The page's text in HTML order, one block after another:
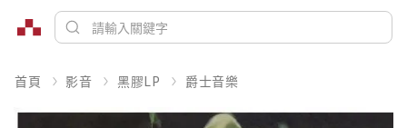
首頁 影音 黑膠LP 爵士音樂